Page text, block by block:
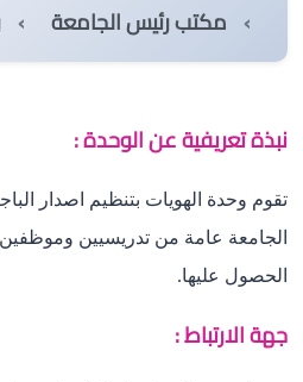
مكتب رئيس الجامعة
نبذة تعريفية عن الوحدة :
تقوم وحدة الهويات بتنظيم اصدار
الجامعة عامة من تدريسيين
الحصول عليها.
جهة الارتباط :